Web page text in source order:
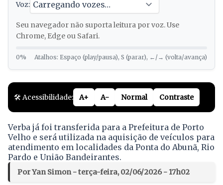
Voz:
Seu navegador não suporta leitura por voz. Use
Chrome, Edge ou Safari.
0% Atalhos: Espaço (play/pausa), S (parar), ←/→ (volta/avança)
🛠️ Acessibilidade: A+ A- Normal Contraste
Verba já foi transferida para a Prefeitura de Porto
Velho e será utilizada na aquisição de veículos para
atendimento em localidades da Ponta do Abunã, Rio
Pardo e União Bandeirantes.
Por Yan Simon - terça-feira, 02/06/2026 - 17h02